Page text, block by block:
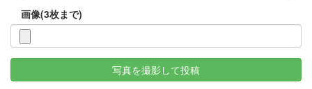
画像(3枚まで)
写真を撮影して投稿